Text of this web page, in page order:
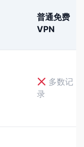
普通免费
VPN
多数记
录